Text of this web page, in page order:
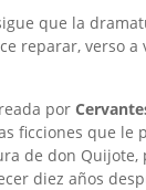
que la
reparar, verso
por
ficciones que le
de don
diez años